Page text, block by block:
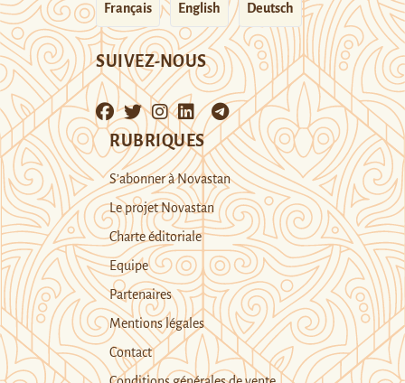
Français English Deutsch
SUIVEZ-NOUS
RUBRIQUES
S’abonner à Novastan
Le projet Novastan
Charte éditoriale
Equipe
Partenaires
Mentions légales
Contact